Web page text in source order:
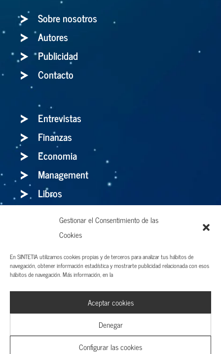
Gestionar el Consentimiento de las
Cookies
En SINTETIA utilizamos cookies propias y de terceros para analizar tus hábitos de
navegación, obtener información estadística y mostrarte publicidad relacionada con esos
hábitos de navegación. Más información, en la
Aceptar cookies
Denegar
Configurar las cookies
Sobre nosotros
Autores
Publicidad
Contacto
Entrevistas
Finanzas
Economia
Management
Libros
Holaluz: para bien o para mal, el storytelling
es el arma definitiva
Aviso legal y Términos de uso
Política de privacidad
Cookies